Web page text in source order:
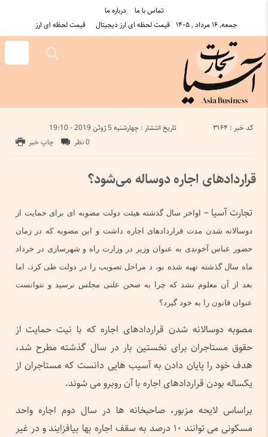
درباره ما
تماس با ما
جمعه, ۱۶ مرداد , ۱۴۰۵
قیمت لحظه ای ارز دیجیتال قیمت لحظه ای ارز
تاریخ انتشار : چهارشنبه 5 ژوئن 2019 - 19:10 کد خبر : 3164
چاپ خبر 0 نظر
قراردادهای اجاره دوساله می‌شود؟
تجارت آسیا – اواخر سال گذشته هیئت دولت مصوبه ای برای حمایت از
دوسالانه شدن مدت قراردادهای اجاره داشت و این مصوبه که در زمان
حضور عباس آخوندی به عنوان وزیر در وزارت راه و شهرسازی در خرداد
ماه سال گذشته تهیه شده بو، د مراحل تصویب را در دولت طی کرد، اما
بعد از آن معلوم نشد که چرا به صحن علنی مجلس نرسید و نتوانست
عنوان قانون را به خود گیرد؟
مصوبه دوسالانه شدن قراردادهای اجاره که با نیت حمایت از
حقوق مستاجران برای نخستین بار در سال گذشته مطرح شد،
هدف خود را پایان دادن به آسیب هایی دانست که مستاجران از
یکساله بودن قراردادهای اجاره با آن روبرو می شوند.
براساس لایحه مزبور، صاحبخانه ها در سال دوم اجاره واحد
مسکونی می توانند ۱۰ درصد به سقف اجاره بها بیافزایند و در غیر